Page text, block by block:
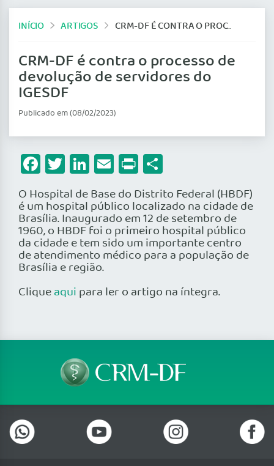
INÍCIO ARTIGOS CRM-DF É CONTRA O PROCESSO DE DEVOLUÇÃO DE SERVIDORES DO IGESDF
CRM-DF é contra o processo de
devolução de servidores do
IGESDF
Publicado em (08/02/2023)
Facebook
Twitter
LinkedIn
Email
Print
O Hospital de Base do Distrito Federal (HBDF)
é um hospital público localizado na cidade de
Brasília. Inaugurado em 12 de setembro de
1960, o HBDF foi o primeiro hospital público
da cidade e tem sido um importante centro
de atendimento médico para a população de
Brasília e região.
Cliqueaqui para ler o artigo na íntegra.